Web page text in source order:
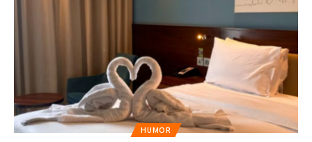
HUMOR